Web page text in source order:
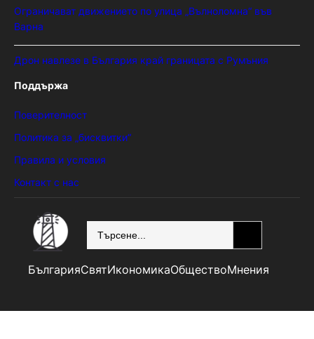
Ограничават движението по улица „Вълноломна“ във
Варна
Дрон навлезе в България край границата с Румъния
Поддържа
Поверителност
Политика за „бисквитки“
Правила и условия
Контакт с нас
БългарияСвятИкономикаОбществоМнения